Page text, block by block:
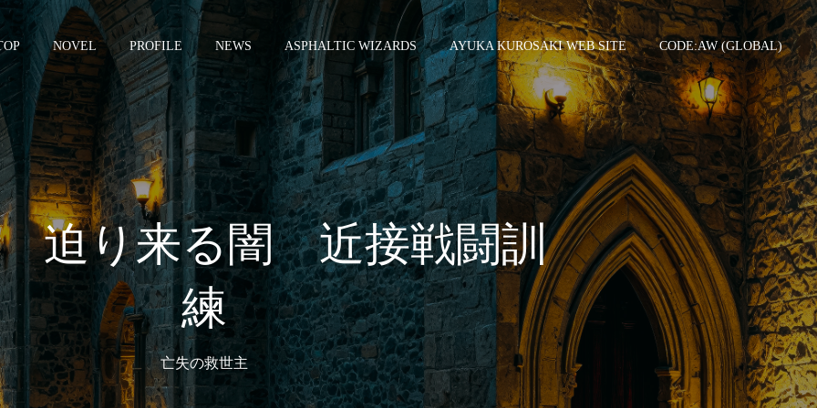
NOVEL PROFILE NEWS ASPHALTIC WIZARDS AYUKA KUROSAKI WEB SITE CODE:AW (GLOBAL)
迫り来る闇 近接戦闘訓
練
亡失の救世主